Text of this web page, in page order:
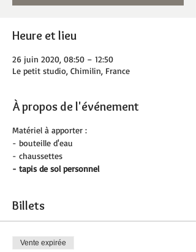
Heure et lieu
26 juin 2020, 08:50 – 12:50
Le petit studio, Chimilin, France
À propos de l'événement
Matériel à apporter :
- bouteille d'eau
- chaussettes
- tapis de sol personnel
Billets
Vente expirée